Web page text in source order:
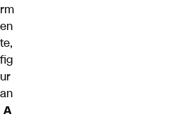
rm
en
te,
fig
ur
an
A